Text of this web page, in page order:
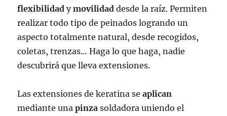
flexibilidad ymovilidad desde la raíz. Permiten
realizar todo tipo de peinados logrando un
aspecto totalmente natural, desde recogidos,
coletas, trenzas… Haga lo que haga, nadie
descubrirá que lleva extensiones.
Las extensiones de keratina seaplican
mediante unapinza soldadora uniendo el